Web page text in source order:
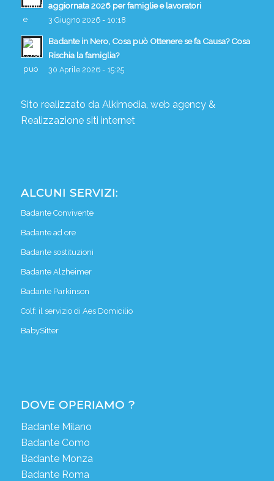
aggiornata 2026 per famiglie e lavoratori
3 Giugno 2026 - 10:18
Badante in Nero, Cosa può Ottenere se fa Causa? Cosa
Rischia la famiglia?
30 Aprile 2026 - 15:25
Sito realizzato da Alkimedia, web agency&
Realizzazione siti internet
ALCUNI SERVIZI:
Badante Convivente
Badante ad ore
Badante sostituzioni
Badante Alzheimer
Badante Parkinson
Colf: il servizio di Aes Domicilio
BabySitter
DOVE OPERIAMO ?
Badante Milano
Badante Como
Badante Monza
Badante Roma